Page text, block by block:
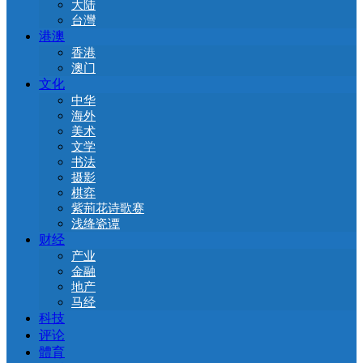
大陆
台灣
港澳
香港
澳门
文化
中华
海外
美术
文学
书法
摄影
棋弈
紫荊花诗歌赛
浅绛瓷谭
财经
产业
金融
地产
马经
科技
评论
體育